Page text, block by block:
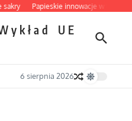
Papieskie innowacje w tradycyjnym
UE
6 sierpnia 2026